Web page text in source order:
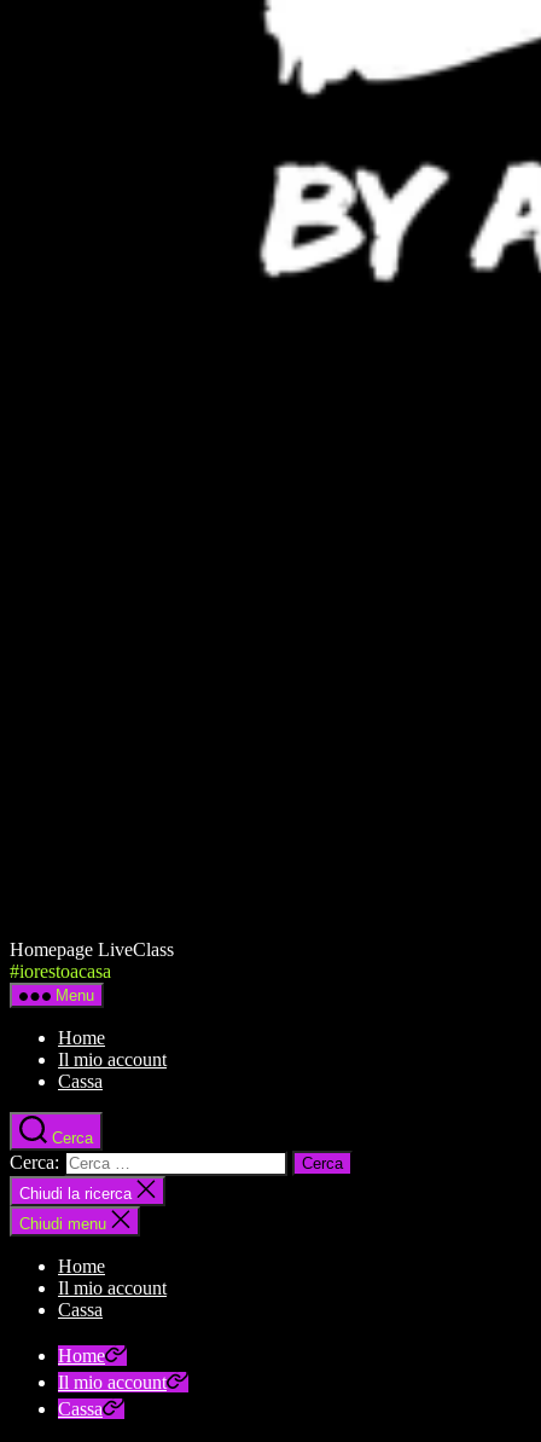
Homepage LiveClass
#iorestoacasa
Menu
Home
Il mio account
Cassa
Cerca
Cerca:
Chiudi la ricerca
Chiudi menu
Home
Il mio account
Cassa
Home
Il mio account
Cassa